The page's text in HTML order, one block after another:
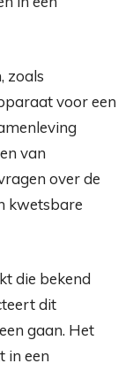
zoals
voor een
van
over de
kwetsbare
die bekend
dit
gaan. Het
in een